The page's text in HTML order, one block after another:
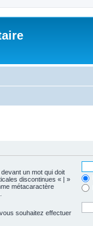
un mot qui doit
discontinues « | »
métacaractère
souhaitez effectuer